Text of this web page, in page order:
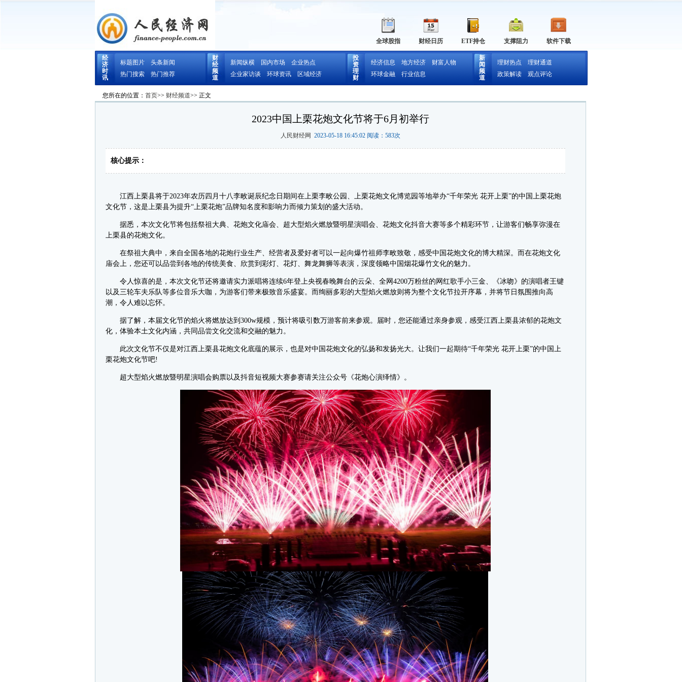
软件下载
支撑阻力
ETF持仓
财经日历
全球股指
经
济
时
讯
标题图片
头条新闻
热门搜索
热门推荐
财
经
频
道
新闻纵横 国内市场
企业热点
企业家访谈
环球资讯 区域经济
投
资
理
财
经济信息 地方经济
财富人物
环球金融
行业信息
新
闻
频
道
理财热点
理财通道
政策解读
观点评论
您所在的位置： 首页>> 财经频道>> 正文
2023中国上栗花炮文化节将于6月初举行
人民财经网 2023-05-18 16:45:02 阅读： 583次
核心提示：
江西上栗县将于2023年农历四月十八李畋诞辰纪念日期间在上栗李畋公园、上栗花炮文化博览园等地举办“千年荣光 花开上栗”的中国上栗花炮
文化节，这是上栗县为提升“上栗花炮”品牌知名度和影响力而倾力策划的盛大活动。
据悉，本次文化节将包括祭祖大典、花炮文化庙会、超大型焰火燃放暨明星演唱会、花炮文化抖音大赛等多个精彩环节，让游客们畅享弥漫在
上栗县的花炮文化。
在祭祖大典中，来自全国各地的花炮行业生产、经营者及爱好者可以一起向爆竹祖师李畋致敬，感受中国花炮文化的博大精深。而在花炮文化
庙会上，您还可以品尝到各地的传统美食、欣赏到彩灯、花灯、舞龙舞狮等表演，深度领略中国烟花爆竹文化的魅力。
令人惊喜的是，本次文化节还将邀请实力派唱将连续6年登上央视春晚舞台的云朵、全网4200万粉丝的网红歌手小三金、《冰吻》的演唱者王键
以及三轮车夫乐队等多位音乐大咖，为游客们带来极致音乐盛宴。而绚丽多彩的大型焰火燃放则将为整个文化节拉开序幕，并将节日氛围推向高
潮，令人难以忘怀。
据了解，本届文化节的焰火将燃放达到300w规模，预计将吸引数万游客前来参观。届时，您还能通过亲身参观，感受江西上栗县浓郁的花炮文
化，体验本土文化内涵，共同品尝文化交流和交融的魅力。
此次文化节不仅是对江西上栗县花炮文化底蕴的展示，也是对中国花炮文化的弘扬和发扬光大。让我们一起期待“千年荣光 花开上栗”的中国上
栗花炮文化节吧!
超大型焰火燃放暨明星演唱会购票以及抖音短视频大赛参赛请关注公众号《花炮心演绎情》。